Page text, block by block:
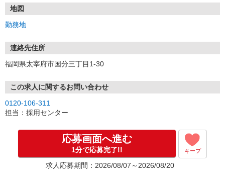
※実技試験はドライバーの職種のみとなります。
地図
勤務地
連絡先住所
福岡県太宰府市国分三丁目1-30
この求人に関するお問い合わせ
0120-106-311
担当：採用センター
応募画面へ進む
1分で応募完了!! キープ
求人応募期間：2026/08/07～2026/08/20